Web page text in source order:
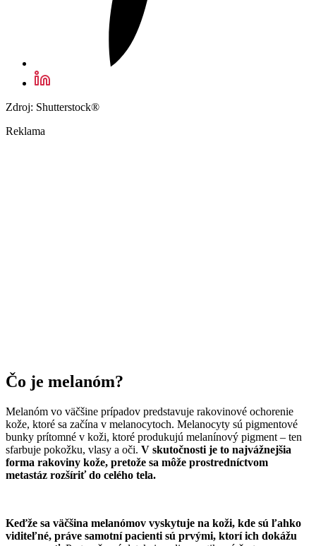
Zdroj: Shutterstock®
Reklama
Čo je melanóm?
Melanóm vo väčšine prípadov predstavuje rakovinové ochorenie
kože, ktoré sa začína v melanocytoch. Melanocyty sú pigmentové
bunky prítomné v koži, ktoré produkujú melanínový pigment – ten
sfarbuje pokožku, vlasy a oči. V skutočnosti je to najvážnejšia
forma rakoviny kože, pretože sa môže prostredníctvom
metastáz rozšíriť do celého tela.
Keďže sa väčšina melanómov vyskytuje na koži, kde sú ľahko
viditeľné, práve samotní pacienti sú prvými, ktorí ich dokážu